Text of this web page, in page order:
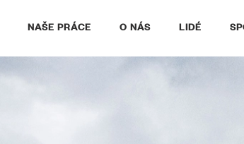
NAŠE PRÁCE O NÁS LIDÉ